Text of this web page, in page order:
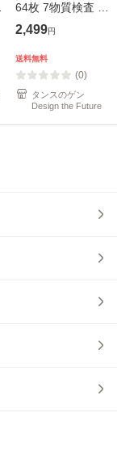
64枚 7物質検査 1
級防音 サイドパー
イント 赤ちゃん フ
ロアマット プレイ
マット 防
2,499円
送料無料
(0)
タンスのゲン
Design the Future